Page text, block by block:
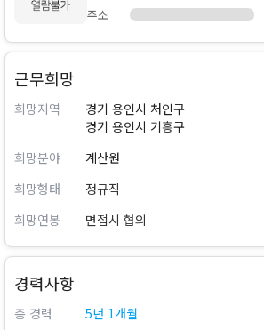
주소
근무희망
희망지역
경기 용인시 처인구
경기 용인시 기흥구
희망분야
계산원
희망형태
정규직
희망연봉
면접시 협의
경력사항
총 경력 5년 1개월